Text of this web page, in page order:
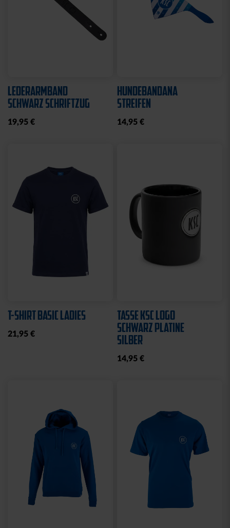
LEDERARMBAND
SCHWARZ SCHRIFTZUG
19,95 €
HUNDEBANDANA
STREIFEN
14,95 €
T-SHIRT BASIC LADIES
21,95 €
TASSE KSC LOGO
SCHWARZ PLATINE
SILBER
14,95 €